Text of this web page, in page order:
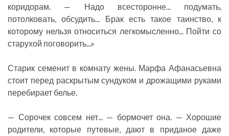
коридорам. — Надо всесторонне... подумать,
потолковать, обсудить... Брак есть такое таинство, к
которому нельзя относиться легкомысленно... Пойти со
старухой поговорить...»
Старик семенит в комнату жены. Марфа Афанасьевна
стоит перед раскрытым сундуком и дрожащими руками
перебирает белье.
— Сорочек совсем нет... — бормочет она. — Хорошие
родители, которые путевые, дают в приданое даже